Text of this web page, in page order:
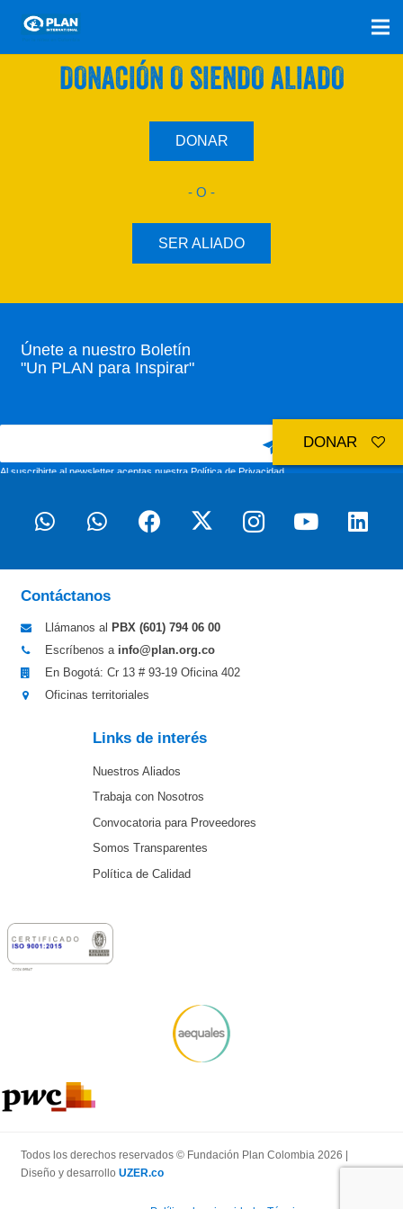
SÚMATE A NUESTRO PLAN CON UNA
DONACIÓN O SIENDO ALIADO
DONAR
- O -
SER ALIADO
Únete a nuestro Boletín
"Un PLAN para Inspirar"
Al suscribirte al newsletter aceptas nuestraPolítica de Privacidad
Contáctanos
Llámanos al PBX (601) 794 06 00
Escríbenos a info@plan.org.co
En Bogotá: Cr 13 # 93-19 Oficina 402
Oficinas territoriales
Links de interés
Nuestros Aliados
Trabaja con Nosotros
Convocatoria para Proveedores
Somos Transparentes
Política de Calidad
Todos los derechos reservados © Fundación Plan Colombia 2026 |
Diseño y desarrollo UZER.co
DONAR